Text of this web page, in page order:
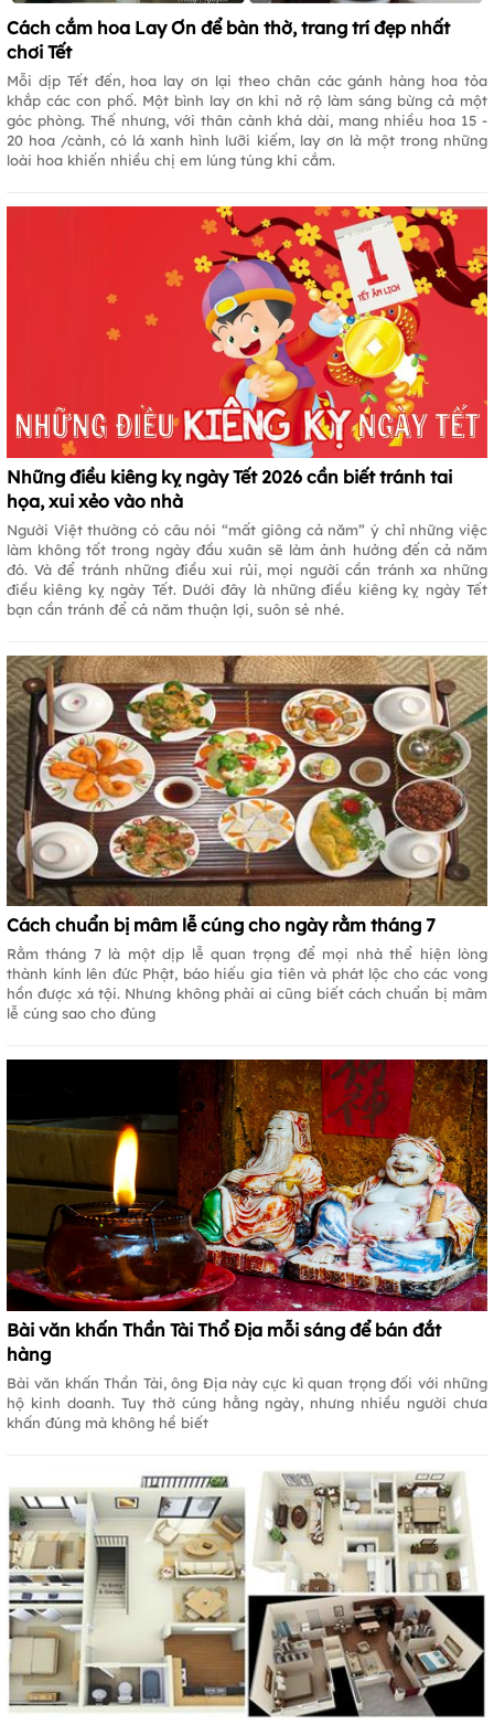
Cách cắm hoa Lay Ơn để bàn thờ, trang trí đẹp nhất
chơi Tết
Mỗi dịp Tết đến, hoa lay ơn lại theo chân các gánh hàng hoa tỏa
khắp các con phố. Một bình lay ơn khi nở rộ làm sáng bừng cả một
góc phòng. Thế nhưng, với thân cành khá dài, mang nhiều hoa 15 -
20 hoa /cành, có lá xanh hình lưỡi kiếm, lay ơn là một trong những
loài hoa khiến nhiều chị em lúng túng khi cắm.
Những điều kiêng kỵ ngày Tết 2026 cần biết tránh tai
họa, xui xẻo vào nhà
Người Việt thường có câu nói “mất giông cả năm” ý chỉ những việc
làm không tốt trong ngày đầu xuân sẽ làm ảnh hưởng đến cả năm
đó. Và để tránh những điều xui rủi, mọi người cần tránh xa những
điều kiêng kỵ ngày Tết. Dưới đây là những điều kiêng kỵ ngày Tết
bạn cần tránh để cả năm thuận lợi, suôn sẻ nhé.
Cách chuẩn bị mâm lễ cúng cho ngày rằm tháng 7
Rằm tháng 7 là một dịp lễ quan trọng để mọi nhà thể hiện lòng
thành kính lên đức Phật, báo hiếu gia tiên và phát lộc cho các vong
hồn được xá tội. Nhưng không phải ai cũng biết cách chuẩn bị mâm
lễ cúng sao cho đúng
Bài văn khấn Thần Tài Thổ Địa mỗi sáng để bán đắt
hàng
Bài văn khấn Thần Tài, ông Địa này cực kì quan trọng đối với những
hộ kinh doanh. Tuy thờ cúng hằng ngày, nhưng nhiều người chưa
khấn đúng mà không hề biết